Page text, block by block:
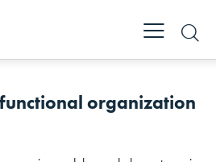
organization